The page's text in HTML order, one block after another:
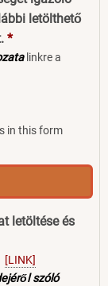
letölthető
linkre a
in this form
letöltése és
[LINK]
szóló